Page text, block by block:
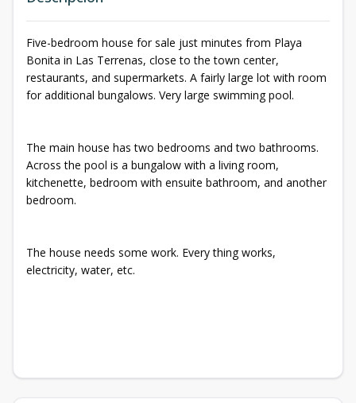
Five-bedroom house for sale just minutes from Playa
Bonita in Las Terrenas, close to the town center,
restaurants, and supermarkets. A fairly large lot with room
for additional bungalows. Very large swimming pool.
The main house has two bedrooms and two bathrooms.
Across the pool is a bungalow with a living room,
kitchenette, bedroom with ensuite bathroom, and another
bedroom.
The house needs some work. Every thing works,
electricity, water, etc.